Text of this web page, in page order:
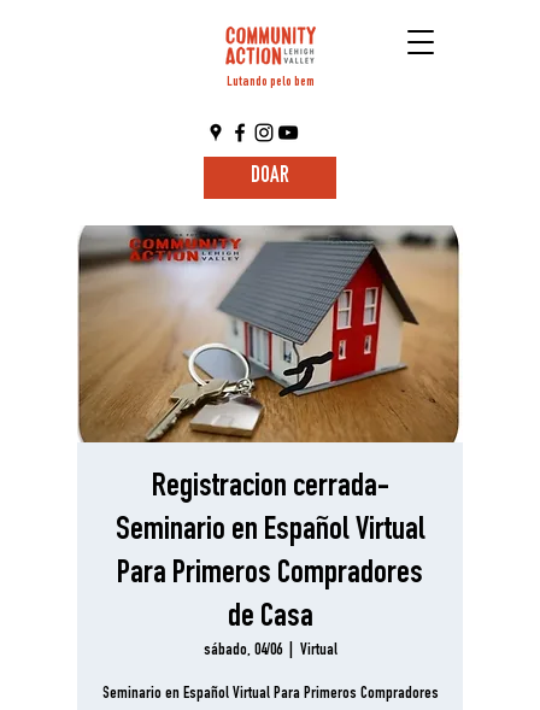
Lutando pelo bem
DOAR
Registracion cerrada-
Seminario en Español Virtual
Para Primeros Compradores
de Casa
sábado, 04/06
  |
Virtual
Seminario en Español Virtual Para Primeros Compradores